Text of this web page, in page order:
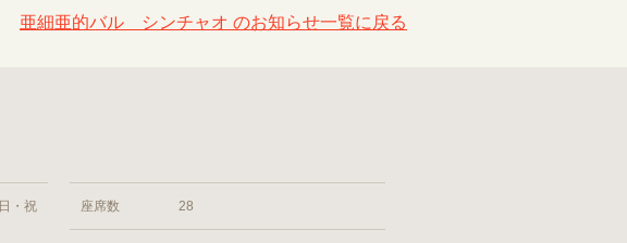
亜細亜的バル シンチャオ のお知らせ一覧に戻る
・祝
座席数 28